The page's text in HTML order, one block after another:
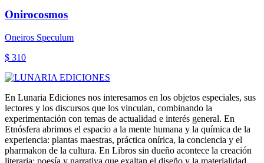
Onirocosmos
Oneiros Speculum
$ 310
En Lunaria Ediciones nos interesamos en los objetos especiales, sus
lectores y los discursos que los vinculan, combinando la
experimentación con temas de actualidad e interés general. En
Etnósfera abrimos el espacio a la mente humana y la química de la
experiencia: plantas maestras, práctica onírica, la conciencia y el
pharmakon de la cultura. En Libros sin dueño acontece la creación
literaria: poesía y narrativa que exaltan el diseño y la materialidad